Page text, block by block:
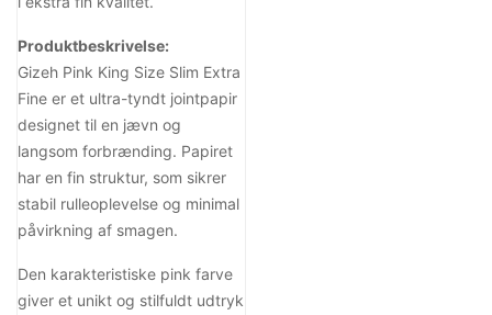
Produktbeskrivelse:
Gizeh Pink King Size Slim Extra
Fine er et ultra-tyndt jointpapir
designet til en jævn og
langsom forbrænding. Papiret
har en fin struktur, som sikrer
stabil rulleoplevelse og minimal
påvirkning af smagen.
Den karakteristiske pink farve
giver et unikt og stilfuldt udtryk